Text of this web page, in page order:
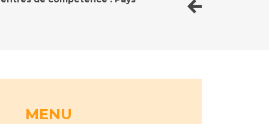
MENU